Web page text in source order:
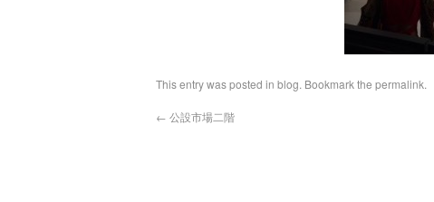
This entry was posted in blog. Bookmark the permalink.
← 公設市場二階